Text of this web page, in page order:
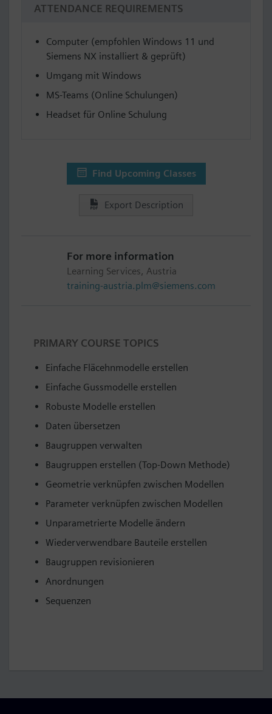
ATTENDANCE REQUIREMENTS
Computer (empfohlen Windows 11 und
Siemens NX installiert & geprüft)
Umgang mit Windows
MS-Teams (Online Schulungen)
Headset für Online Schulung
Find Upcoming Classes
Export Description
For more information
Learning Services, Austria
training-austria.plm@siemens.com
PRIMARY COURSE TOPICS
Einfache Fläcehnmodelle erstellen
Einfache Gussmodelle erstellen
Robuste Modelle erstellen
Daten übersetzen
Baugruppen verwalten
Baugruppen erstellen (Top-Down Methode)
Geometrie verknüpfen zwischen Modellen
Parameter verknüpfen zwischen Modellen
Unparametrierte Modelle ändern
Wiederverwendbare Bauteile erstellen
Baugruppen revisionieren
Anordnungen
Sequenzen